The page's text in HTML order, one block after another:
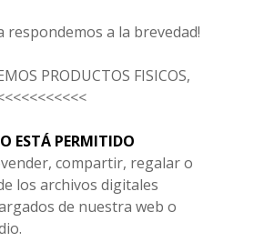
respondemos a la brevedad!
PRODUCTOS FISICOS,
ESTÁ PERMITIDO
compartir, regalar o
los archivos digitales
de nuestra web o